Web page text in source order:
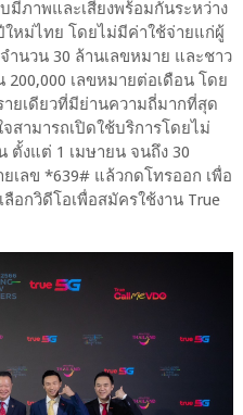
มีภาพและเสียงพร้อมกันระหว่าง
หม่ไทย โดยไม่มีค่าใช้จ่ายแก่ผู้
ำนวน 30 ล้านเลขหมาย และชาว
เลขหมายต่อเดือน โดย
ยเดียวที่มีย่านความถี่มากที่สุด
สามารถเปิดใช้บริการโดยไม่
ตั้งแต่ 1 เมษายน จนถึง 30
เลข *639# แล้วกดโทรออก เพื่อ
อกวิดีโอเพื่อสมัครใช้งาน True